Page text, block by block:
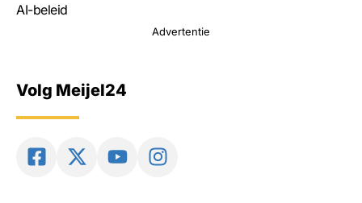
AI-beleid
Advertentie
Volg Meijel24